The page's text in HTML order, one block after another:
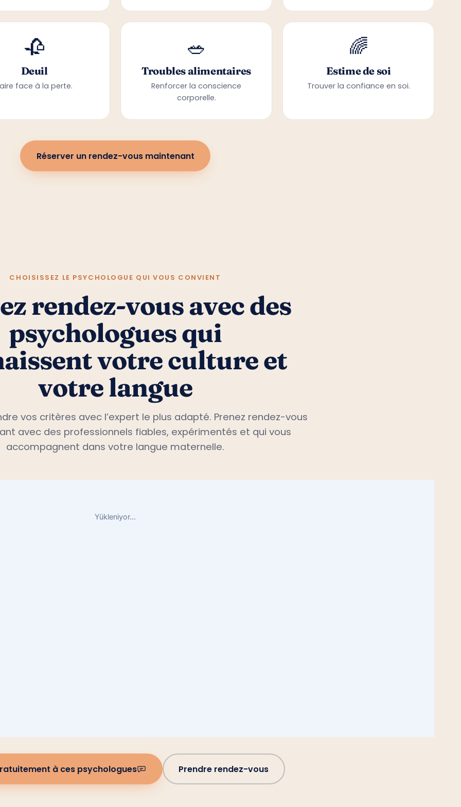
🥀
Deuil
face à la perte.
🥗
Troubles alimentaires
Renforcer la conscience
corporelle.
🌈
Estime de soi
Trouver la confiance en soi.
Réserver un rendez-vous maintenant
CHOISISSEZ LE PSYCHOLOGUE QUI VOUS CONVIENT
rendez-vous avec des
psychologues qui
votre culture et
votre langue
vos critères avec l’expert le plus adapté. Prenez rendez-vous
avec des professionnels fiables, expérimentés et qui vous
accompagnent dans votre langue maternelle.
à ces psychologues Prendre rendez-vous